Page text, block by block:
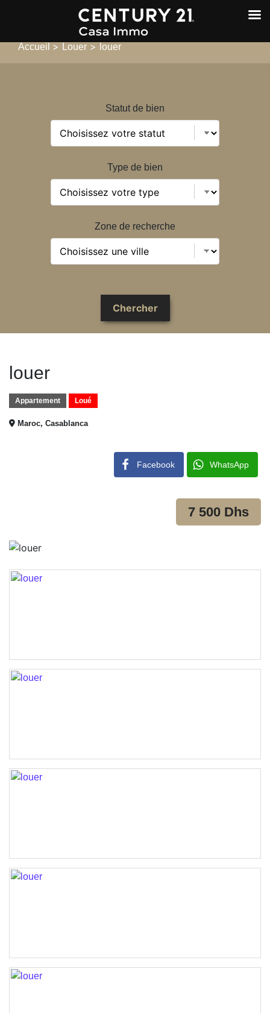
Accueil > Louer > louer
Statut de bien
Type de bien
Zone de recherche
louer
Appartement Loué
Maroc, Casablanca
Facebook WhatsApp
7 500 Dhs